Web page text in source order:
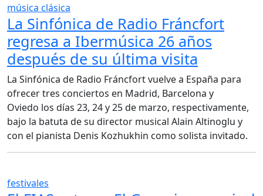
música clásica
La Sinfónica de Radio Fráncfort
regresa a Ibermúsica 26 años
después de su última visita
La Sinfónica de Radio Fráncfort vuelve a España para
ofrecer tres conciertos en Madrid, Barcelona y
Oviedo los días 23, 24 y 25 de marzo, respectivamente,
bajo la batuta de su director musical Alain Altinoglu y
con el pianista Denis Kozhukhin como solista invitado.
festivales